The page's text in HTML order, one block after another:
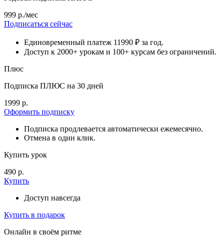
999 р./мес
Подписаться сейчас
Единовременный платеж 11990 ₽ за год.
Доступ к 2000+ урокам и 100+ курсам без ограничений.
Плюс
Подписка ПЛЮС на 30 дней
1999 р.
Оформить подписку
Подписка продлевается автоматически ежемесячно.
Отмена в один клик.
Купить урок
490 р.
Купить
Доступ навсегда
Купить в подарок
Онлайн в своём ритме